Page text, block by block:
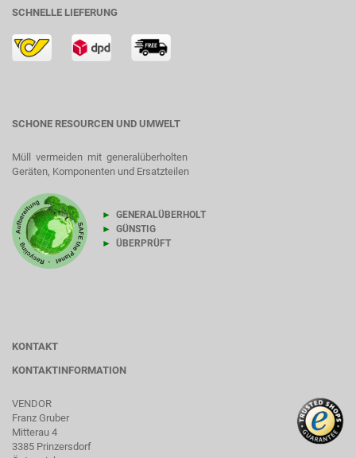
SCHNELLE LIEFERUNG
SCHONE RESOURCEN UND UMWELT
Müll vermeiden mit generalüberholten
Geräten, Komponenten und Ersatzteilen
► GENERALÜBERHOLT
► GÜNSTIG
► ÜBERPRÜFT
KONTAKT
KONTAKTINFORMATION
VENDOR
Franz Gruber
Mitterau 4
3385 Prinzersdorf